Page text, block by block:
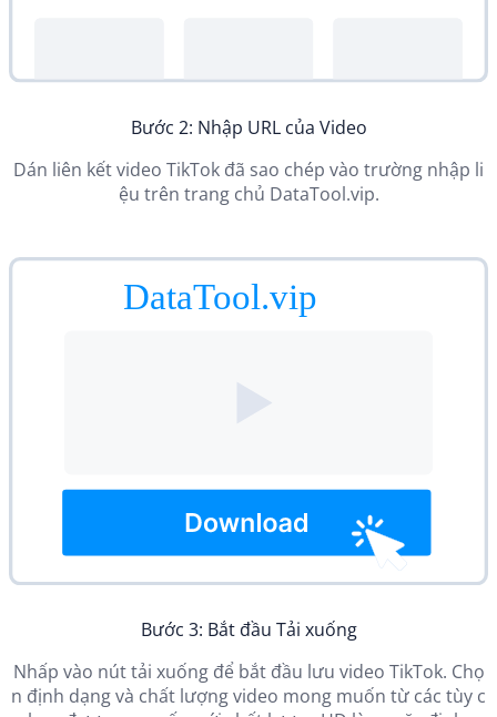
Bước 2: Nhập URL của Video
Dán liên kết video TikTok đã sao chép vào trường nhập li
ệu trên trang chủ DataTool.vip.
Bước 3: Bắt đầu Tải xuống
Nhấp vào nút tải xuống để bắt đầu lưu video TikTok. Chọ
n định dạng và chất lượng video mong muốn từ các tùy c